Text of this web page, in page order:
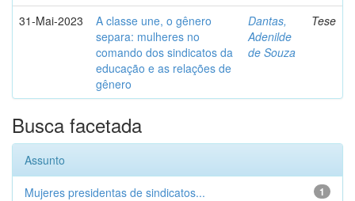
31-Mai-2023
A classe une, o gênero
separa: mulheres no
comando dos sindicatos da
educação e as relações de
gênero
Dantas,
Adenilde
de Souza
Tese
Busca facetada
Assunto
1
Mujeres presidentas de sindicatos...